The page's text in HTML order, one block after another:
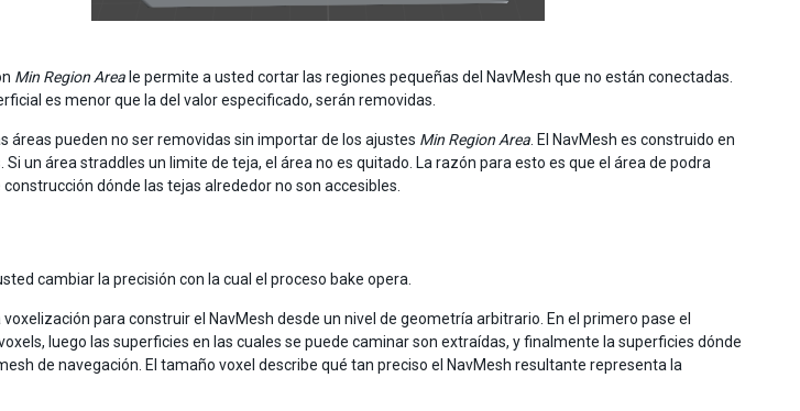
Min Region Area le permite a usted cortar las regiones pequeñas del NavMesh que no están conectadas.
es menor que la del valor especificado, serán removidas.
áreas pueden no ser removidas sin importar de los ajustes Min Region Area . El NavMesh es construido en
un área straddles un limite de teja, el área no es quitado. La razón para esto es que el área de podra
dónde las tejas alrededor no son accesibles.
cambiar la precisión con la cual el proceso bake opera.
para construir el NavMesh desde un nivel de geometría arbitrario. En el primero pase el
luego las superficies en las cuales se puede caminar son extraídas, y finalmente la superficies dónde
de navegación. El tamaño voxel describe qué tan preciso el NavMesh resultante representa la